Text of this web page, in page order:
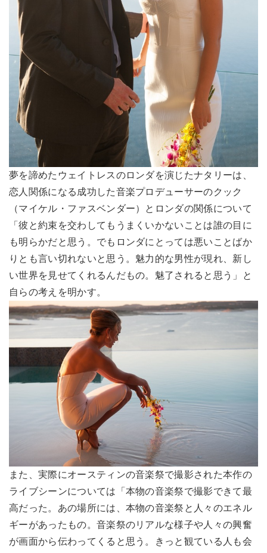
夢を諦めたウェイトレスのロンダを演じたナタリーは、
恋人関係になる成功した音楽プロデューサーのクック
（マイケル・ファスベンダー）とロンダの関係について
「彼と約束を交わしてもうまくいかないことは誰の目に
も明らかだと思う。でもロンダにとっては悪いことばか
りとも言い切れないと思う。魅力的な男性が現れ、新し
い世界を見せてくれるんだもの。魅了されると思う」と
自らの考えを明かす。
また、実際にオースティンの音楽祭で撮影された本作の
ライブシーンについては「本物の音楽祭で撮影できて最
高だった。あの場所には、本物の音楽祭と人々のエネル
ギーがあったもの。音楽祭のリアルな様子や人々の興奮
が画面から伝わってくると思う。きっと観ている人も会